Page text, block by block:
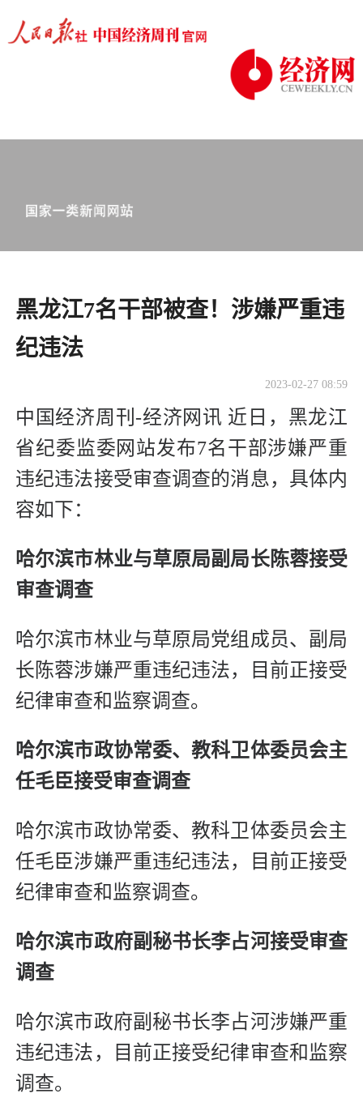
黑龙江7名干部被查！涉嫌严重违
纪违法
2023-02-27 08:59
中国经济周刊-经济网讯 近日，黑龙江
省纪委监委网站发布7名干部涉嫌严重
违纪违法接受审查调查的消息，具体内
容如下：
哈尔滨市林业与草原局副局长陈蓉接受
审查调查
哈尔滨市林业与草原局党组成员、副局
长陈蓉涉嫌严重违纪违法，目前正接受
纪律审查和监察调查。
哈尔滨市政协常委、教科卫体委员会主
任毛臣接受审查调查
哈尔滨市政协常委、教科卫体委员会主
任毛臣涉嫌严重违纪违法，目前正接受
纪律审查和监察调查。
哈尔滨市政府副秘书长李占河接受审查
调查
哈尔滨市政府副秘书长李占河涉嫌严重
违纪违法，目前正接受纪律审查和监察
调查。